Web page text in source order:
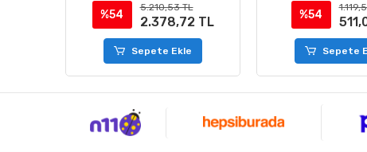
%54
5.210,53 TL
2.378,72 TL
Sepete Ekle
%54
Sepete